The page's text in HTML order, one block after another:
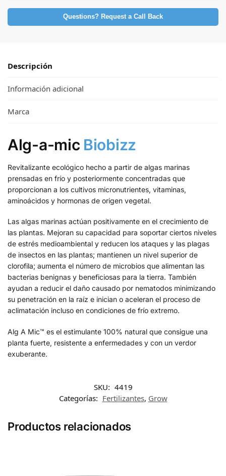
Questions? Request a Call Back
Descripción
Información adicional
Marca
Alg-a-mic Biobizz
Revitalizante ecológico hecho a partir de algas marinas
prensadas en frío y posteriormente concentradas que
proporcionan a los cultivos micronutrientes, vitaminas,
aminoácidos y hormonas de origen vegetal.
Las algas marinas actúan positivamente en el crecimiento de
las plantas. Mejoran su capacidad para soportar ciertos niveles
de estrés medioambiental y reducen los ataques y las plagas
de insectos en las plantas; mantienen un nivel superior de
clorofila; aumenta el número de microbios que alimentan las
bacterias benignas y beneficiosas para la tierra. También
ayudan a reducir el daño causado por nematodos minimizando
su penetración en la raíz e inician o aceleran el proceso de
aclimatación incluso en condiciones de frío extremo.
Alg A Mic™ es el estimulante 100% natural que consigue una
planta fuerte, resistente a enfermedades y con un verdor
exuberante.
SKU: 4419
Categorías: Fertilizantes, Grow
Productos relacionados